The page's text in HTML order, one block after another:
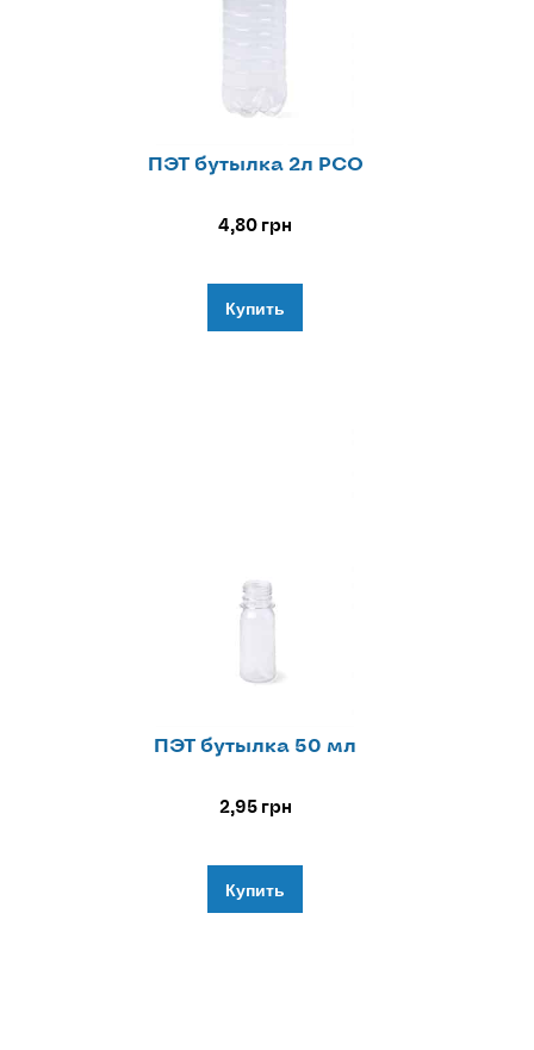
ПЭТ бутылка 2л РСО
4,80 грн
Купить
ПЭТ бутылка 50 мл
2,95 грн
Купить